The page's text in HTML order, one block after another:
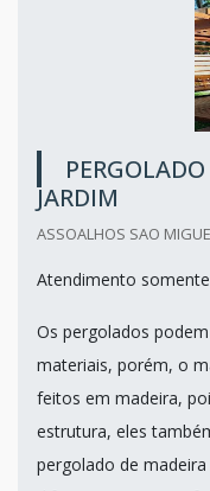
JARDIM
ASSOALHOS SAO
Atendimento
Os pergolados
materiais, porém, o
feitos em madeira,
estrutura, eles
pergolado de